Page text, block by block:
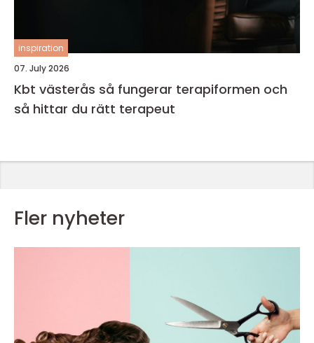
inspiration
07. July 2026
Kbt västerås så fungerar terapiformen och
så hittar du rätt terapeut
Fler nyheter